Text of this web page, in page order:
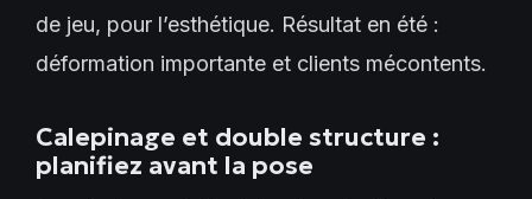
de jeu, pour l’esthétique. Résultat en été :
déformation importante et clients mécontents.
Calepinage et double structure :
planifiez avant la pose